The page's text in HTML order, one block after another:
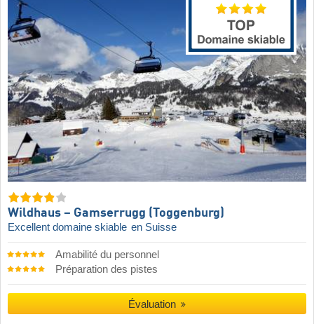
Wildhaus – Gamserrugg (Toggenburg)
Excellent domaine skiable en Suisse
Amabilité du personnel
Préparation des pistes
Évaluation